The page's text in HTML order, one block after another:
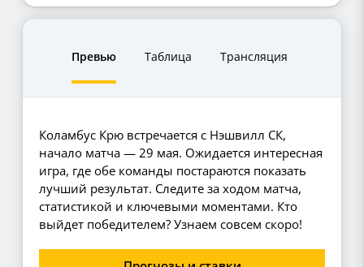
Превью Таблица Трансляция
Коламбус Крю встречается с Нэшвилл СК,
начало матча — 29 мая. Ожидается интересная
игра, где обе команды постараются показать
лучший результат. Следите за ходом матча,
статистикой и ключевыми моментами. Кто
выйдет победителем? Узнаем совсем скоро!